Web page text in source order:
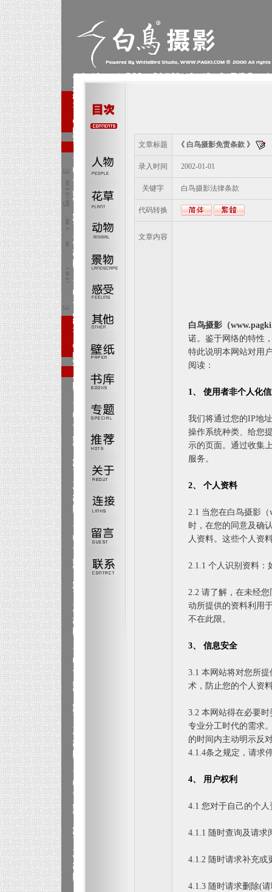
文章标题 《 白鸟摄影免责条款 》
录入时间 2002-01-01
关键字 白鸟摄影法律条款
代码转换
文章内容
白鸟摄影（
诺。鉴于网络的特性
特此说明本网站对用
阅读：
1、 使用者非个人化
我们将通过您的IP地
操作系统种类、给您
示的页面。通过收集
服务。
2、 个人资料
2.1 当您在白鸟摄影
时，在您的同意及确
人资料。这些个人资
2.1.1 个人识别资料
2.2 请了解，在未经
动所提供的资料利用
不在此限。
3、 信息安全
3.1 本网站将对您所
术，防止您的个人资
3.2 本网站得在必要
专业分工时代的需求
的时间内主动明示反
4.1.4条之规定，请求
4、 用户权利
4.1 您对于自己的个
4.1.1 随时查询及请求
4.1.2 随时请求补充或
4.1.3 随时请求删除(